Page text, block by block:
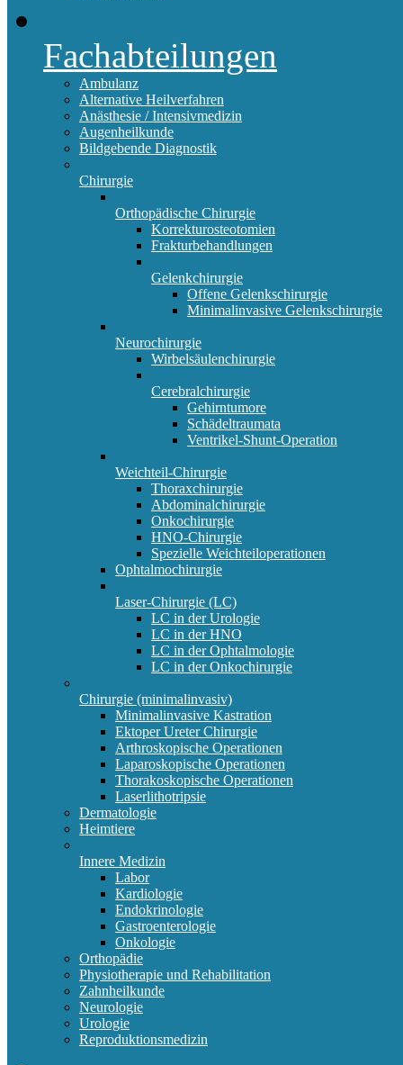
Fachabteilungen
Ambulanz
Alternative Heilverfahren
Anästhesie / Intensivmedizin
Augenheilkunde
Bildgebende Diagnostik
Chirurgie
Orthopädische Chirurgie
Korrekturosteotomien
Frakturbehandlungen
Gelenkchirurgie
Offene Gelenkschirurgie
Minimalinvasive Gelenkschirurgie
Neurochirurgie
Wirbelsäulenchirurgie
Cerebralchirurgie
Gehirntumore
Schädeltraumata
Ventrikel-Shunt-Operation
Weichteil-Chirurgie
Thoraxchirurgie
Abdominalchirurgie
Onkochirurgie
HNO-Chirurgie
Spezielle Weichteiloperationen
Ophtalmochirurgie
Laser-Chirurgie (LC)
LC in der Urologie
LC in der HNO
LC in der Ophtalmologie
LC in der Onkochirurgie
Chirurgie (minimalinvasiv)
Minimalinvasive Kastration
Ektoper Ureter Chirurgie
Arthroskopische Operationen
Laparoskopische Operationen
Thorakoskopische Operationen
Laserlithotripsie
Dermatologie
Heimtiere
Innere Medizin
Labor
Kardiologie
Endokrinologie
Gastroenterologie
Onkologie
Orthopädie
Physiotherapie und Rehabilitation
Zahnheilkunde
Neurologie
Urologie
Reproduktionsmedizin